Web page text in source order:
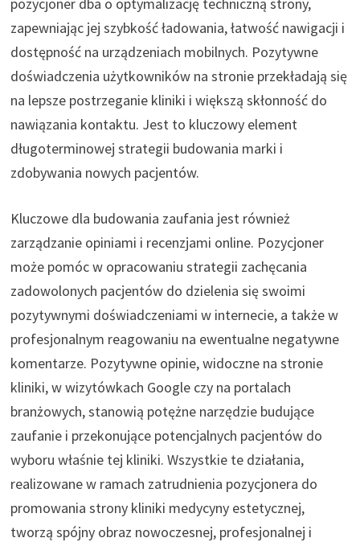
zapewniając jej szybkość ładowania, łatwość nawigacji i
dostępność na urządzeniach mobilnych. Pozytywne
doświadczenia użytkowników na stronie przekładają się
na lepsze postrzeganie kliniki i większą skłonność do
nawiązania kontaktu. Jest to kluczowy element
długoterminowej strategii budowania marki i
zdobywania nowych pacjentów.
Kluczowe dla budowania zaufania jest również
zarządzanie opiniami i recenzjami online. Pozycjoner
może pomóc w opracowaniu strategii zachęcania
zadowolonych pacjentów do dzielenia się swoimi
pozytywnymi doświadczeniami w internecie, a także w
profesjonalnym reagowaniu na ewentualne negatywne
komentarze. Pozytywne opinie, widoczne na stronie
kliniki, w wizytówkach Google czy na portalach
branżowych, stanowią potężne narzędzie budujące
zaufanie i przekonujące potencjalnych pacjentów do
wyboru właśnie tej kliniki. Wszystkie te działania,
realizowane w ramach zatrudnienia pozycjonera do
promowania strony kliniki medycyny estetycznej,
tworzą spójny obraz nowoczesnej, profesjonalnej i